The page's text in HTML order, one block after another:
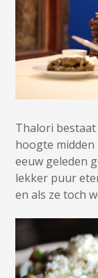
Thalori
hoogte midden
eeuw geleden
lekker puur
en als ze toch